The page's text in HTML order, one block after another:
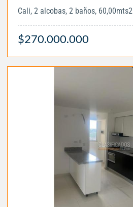
Cali, 2 alcobas, 2 baños, 60,00mts2
$270.000.000